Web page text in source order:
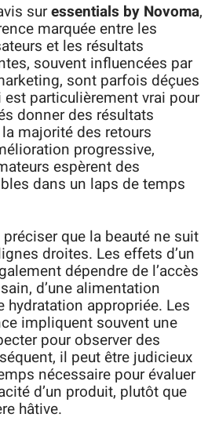
suressentials by Novoma,
marquée entre les
et les résultats
souvent influencées par
sont parfois déçues
est particulièrement vrai pour
donner des résultats
majorité des retours
progressive,
espèrent des
dans un laps de temps
que la beauté ne suit
droites. Les effets d’un
dépendre de l’accès
d’une alimentation
hydratation appropriée. Les
impliquent souvent une
pour observer des
il peut être judicieux
nécessaire pour évaluer
d’un produit, plutôt que
hâtive.